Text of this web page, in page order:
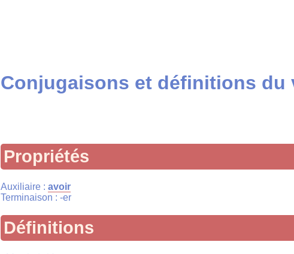
Conjugaisons et définitions du
Propriétés
Auxiliaire : avoir
Terminaison : -er
Définitions